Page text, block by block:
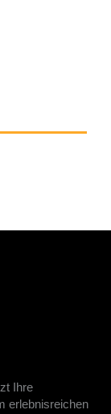
Ihre
erlebnisreichen